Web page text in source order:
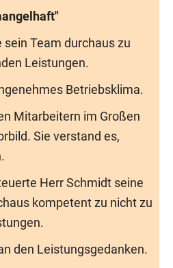
Team durchaus zu
Leistungen.
Betriebsklima.
Mitarbeitern im Großen
Sie verstand es,
Herr Schmidt seine
kompetent zu nicht zu
den Leistungsgedanken.